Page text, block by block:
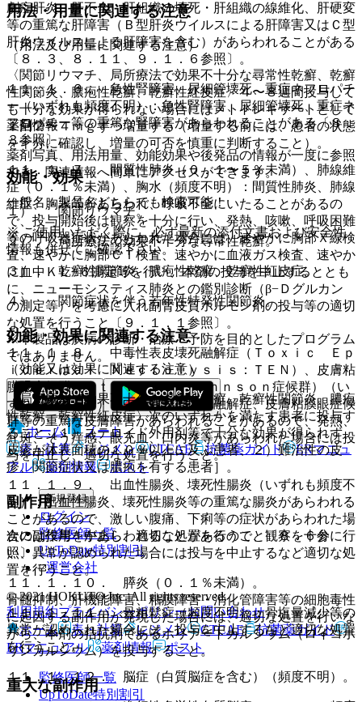
劇症肝炎、肝不全、肝組織の壊死・肝組織の線維化、肝硬変
等の重篤な肝障害（Ｂ型肝炎ウイルスによる肝障害又はＣ型
肝炎ウイルスによる肝障害を含む）があらわれることがある
〔８．３、８．１１、９．１．６参照〕。
１１．１．６． 急性腎障害、尿細管壊死、重症ネフロパチ
ー（いずれも頻度不明）：急性腎障害、尿細管壊死、重症ネ
フロパチー等の重篤な腎障害があらわれることがある〔８．
３参照〕。
１１．１．７． 間質性肺炎（０．１〜５％未満）、肺線維
症（０．１％未満）、胸水（頻度不明）：間質性肺炎、肺線
維症、胸水等があらわれ、呼吸不全にいたることがあるの
で、投与開始後は観察を十分に行い、発熱、咳嗽、呼吸困難
等の呼吸器症状があらわれた場合には、速やかに胸部Ｘ線検
査、速やかに胸部ＣＴ検査、速やかに血液ガス検査、速やか
に血中ＫＬ−６測定等を行い、本剤の投与を中止するととも
に、ニューモシスティス肺炎との鑑別診断（β−Ｄグルカン
の測定等）を考慮に入れ副腎皮質ホルモン剤の投与等の適切
な処置を行うこと〔９．１．１参照〕。
１１．１．８． 中毒性表皮壊死融解症（Ｔｏｘｉｃ Ｅｐ
ｉｄｅｒｍａｌ Ｎｅｃｒｏｌｙｓｉｓ：ＴＥＮ）、皮膚粘
膜眼症候群（Ｓｔｅｖｅｎｓ−Ｊｏｈｎｓｏｎ症候群）（い
ずれも頻度不明）：中毒性表皮壊死融解症、皮膚粘膜眼症候
群等の重篤な皮膚障害があらわれることがあるので、発熱、
紅斑、そう痒感、眼充血、口内炎等があらわれた場合には投
与を中止し、適切な処置を行うこと。
１１．１．９． 出血性腸炎、壊死性腸炎（いずれも頻度不
明）：出血性腸炎、壊死性腸炎等の重篤な腸炎があらわれる
ことがあるので、激しい腹痛、下痢等の症状があらわれた場
合には投与を中止し、適切な処置を行うこと〔８．６参
照〕。
１１．１．１０． 膵炎（０．１％未満）。
１１．１．１１． 骨粗鬆症（頻度不明）：骨塩量減少等の
異常が認められた場合には、投与を中止するなど適切な処置
を行うこと。
１１．１．１２． 脳症（白質脳症を含む）（頻度不明）。
用法・用量に関連する注意
（用法及び用量に関連する注意）
〈関節リウマチ、局所療法で効果不十分な尋常性乾癬、乾癬
性関節炎、膿疱性乾癬、乾癬性紅皮症〉４〜８週間投与して
も十分な効果が得られない場合にはメトトレキサートとして
１回２〜４ｍｇずつ増量する（増量する前には、患者の状態
を十分に確認し、増量の可否を慎重に判断すること）。
効能・効果
１）． 関節リウマチ。
２）． 局所療法で効果不十分な尋常性乾癬。
３）． 乾癬性関節炎、膿疱性乾癬、乾癬性紅皮症。
４）． 関節症状を伴う若年性特発性関節炎。
効能・効果に関連する注意
（効能又は効果に関連する注意）
〈局所療法で効果不十分な尋常性乾癬、乾癬性関節炎、膿疱
性乾癬、乾癬性紅皮症〉次のいずれかを満たす患者に投与す
ること［１）ステロイド外用剤等で十分な効果が得られず、
皮疹が体表面積の１０％以上に及ぶ患者、２）難治性の皮
疹、関節症状又は膿疱を有する患者］。
副作用
次の副作用＊があらわれることがあるので、観察を十分に行
い、異常が認められた場合には投与を中止するなど適切な処
置を行うこと。
骨髄抑制、肝機能障害、粘膜障害・消化管障害等の細胞毒性
に起因する副作用が発現した場合には、適切な処置を行いな
がら、本剤の拮抗剤であるホリナートカルシウム（ロイコボ
リンカルシウム）を投与すること。
重大な副作用
薬剤情報
薬剤写真、用法用量、効能効果や後発品の情報が一度に参照
でき、関連情報へ簡単にアクセスができます。
一般名、製品名どちらでも検索可能！
※ ご使用いただく際に、必ず最新の添付文書および安全性
情報も併せてご確認下さい。
※本製品は疾病の診断・治療・予防を目的としたプログラム
ではありません。
ホーム
ノート
表・計算
レジメン CTCAE 抗菌薬ガイド
ERマニュ
アル
薬剤情報 ポスト
新規登録
ログイン
監修医師一覧
UpToDate特別割引
運営会社
© 2021 HOKUTO Inc. All rights reserved.
利用規約プライバシーポリシーお問い合わせ
ホーム
表・計算 レジメン CTCAE
抗菌薬ガイド
ERマニュアル
薬剤情報 ポスト
監修医師一覧
UpToDate特別割引